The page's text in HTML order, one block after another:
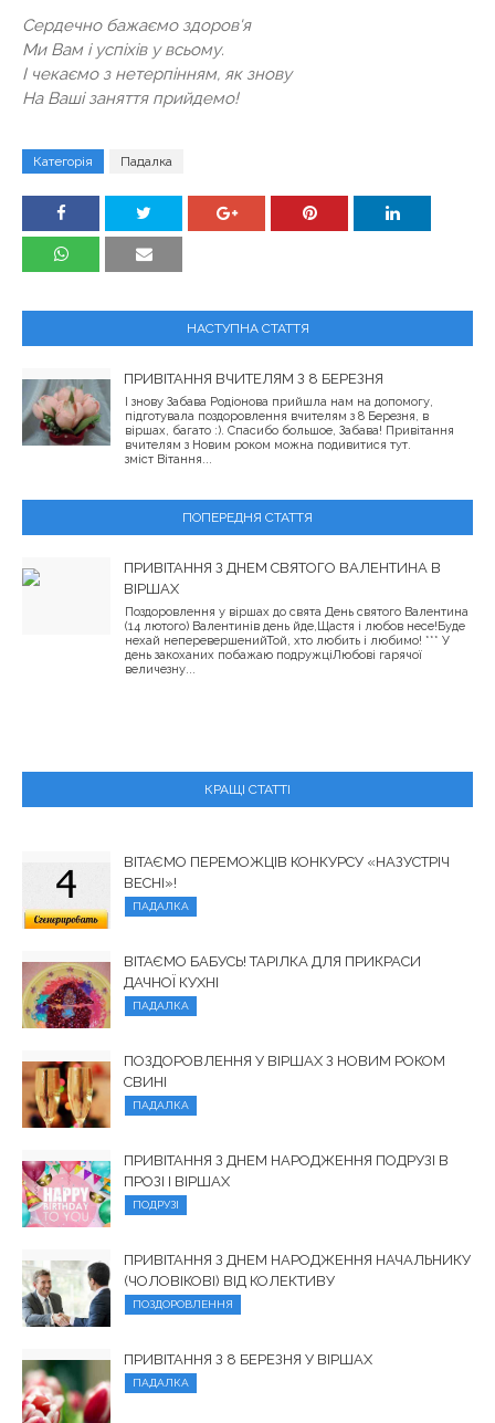
Сердечно бажаємо здоров'я
Ми Вам і успіхів у всьому.
І чекаємо з нетерпінням, як знову
На Ваші заняття прийдемо!
Категорія Падалка
НАСТУПНА СТАТТЯ
ПРИВІТАННЯ ВЧИТЕЛЯМ З 8 БЕРЕЗНЯ
І знову Забава Родіонова прийшла нам на допомогу,
підготувала поздоровлення вчителям з 8 Березня, в
віршах, багато :). Спасибо большое, Забава! Привітання
вчителям з Новим роком можна подивитися тут.
зміст Вітання...
ПОПЕРЕДНЯ СТАТТЯ
ПРИВІТАННЯ З ДНЕМ СВЯТОГО ВАЛЕНТИНА В
ВІРШАХ
Поздоровлення у віршах до свята День святого Валентина
(14 лютого) Валентинів день йде,Щастя і любов несе!Буде
нехай неперевершенийТой, хто любить і любимо! *** У
день закоханих побажаю подружціЛюбові гарячої
величезну...
КРАЩІ СТАТТІ
ВІТАЄМО ПЕРЕМОЖЦІВ КОНКУРСУ «НАЗУСТРІЧ
ВЕСНІ»!
ПАДАЛКА
ВІТАЄМО БАБУСЬ! ТАРІЛКА ДЛЯ ПРИКРАСИ
ДАЧНОЇ КУХНІ
ПАДАЛКА
ПОЗДОРОВЛЕННЯ У ВІРШАХ З НОВИМ РОКОМ
СВИНІ
ПАДАЛКА
ПРИВІТАННЯ З ДНЕМ НАРОДЖЕННЯ ПОДРУЗІ В
ПРОЗІ І ВІРШАХ
ПОДРУЗІ
ПРИВІТАННЯ З ДНЕМ НАРОДЖЕННЯ НАЧАЛЬНИКУ
(ЧОЛОВІКОВІ) ВІД КОЛЕКТИВУ
ПОЗДОРОВЛЕННЯ
ПРИВІТАННЯ З 8 БЕРЕЗНЯ У ВІРШАХ
ПАДАЛКА